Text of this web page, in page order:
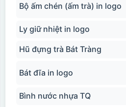
Bộ ấm chén (ấm trà) in logo
Ly giữ nhiệt in logo
Hũ đựng trà Bát Tràng
Bát đĩa in logo
Bình nước nhựa TQ